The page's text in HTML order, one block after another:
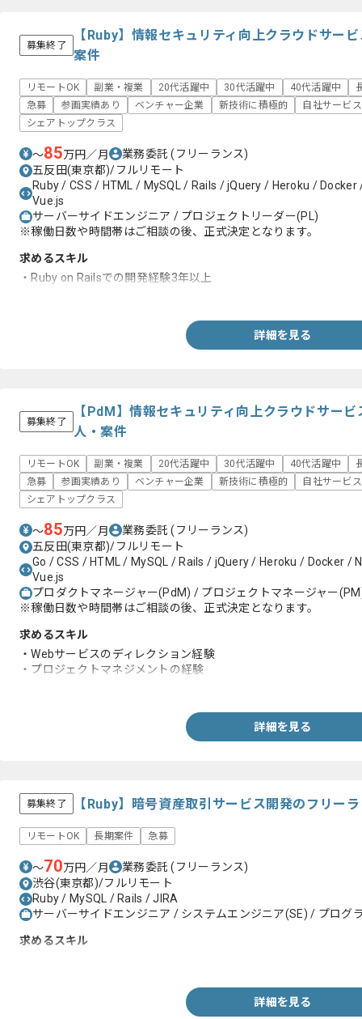
募集終了
【Ruby】情報セキュリティ向上クラウドサー
案件
リモートOK 副業・複業 20代活躍中 30代活躍中 40代活躍中
急募
参画実績あり ベンチャー企業 新技術に積極的
自社サービ
シェアトップクラス
〜85万円／月 業務委託(フリーランス)
五反田(東京都)/フルリモート
Ruby / CSS / HTML / MySQL / Rails / jQuery / Heroku /
Vue.js
サーバーサイドエンジニア / プロジェクトリーダー(PL)
※稼働日数や時間帯はご相談の後、正式決定となります。
求めるスキル
・Ruby on Railsでの開発経験3年以上
詳細を見る
募集終了
【PdM】情報セキュリティ向上クラウドサー
人・案件
リモートOK 副業・複業 20代活躍中 30代活躍中 40代活躍中
急募
参画実績あり ベンチャー企業 新技術に積極的
自社サービ
シェアトップクラス
〜85万円／月 業務委託(フリーランス)
五反田(東京都)/フルリモート
Go / CSS / HTML / MySQL / Rails / jQuery / Heroku / Docker /
Vue.js
プロダクトマネージャー(PdM) / プロジェクトマネージャー
※稼働日数や時間帯はご相談の後、正式決定となります。
求めるスキル
・Webサービスのディレクション経験
・プロジェクトマネジメントの経験
詳細を見る
募集終了 【Ruby】暗号資産取引サービス開発のフリー
リモートOK 長期案件 急募
〜70万円／月 業務委託(フリーランス)
渋谷(東京都)/フルリモート
Ruby / MySQL / Rails / JIRA
サーバーサイドエンジニア / システムエンジニア(SE) / プログ
求めるスキル
詳細を見る